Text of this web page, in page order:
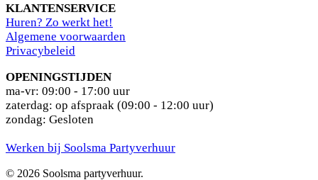
KLANTENSERVICE
Huren? Zo werkt het!
Algemene voorwaarden
Privacybeleid
OPENINGSTIJDEN
ma-vr: 09:00 - 17:00 uur
zaterdag: op afspraak (09:00 - 12:00 uur)
zondag: Gesloten
Werken bij Soolsma Partyverhuur
© 2026 Soolsma partyverhuur.